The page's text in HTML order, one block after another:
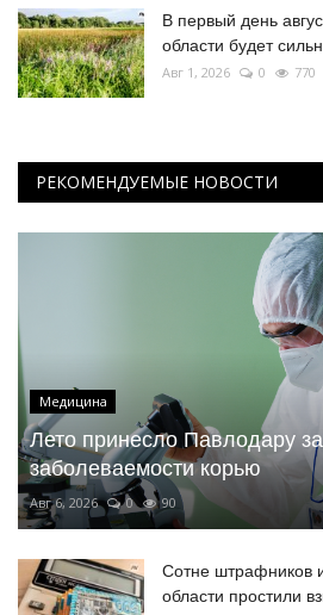
В первый день
области будет
Авг 1, 2026 0 770
РЕКОМЕНДУЕМЫЕ НОВОСТИ
Медицина
Лето принесло Павлодару
заболеваемости корью
Авг 6, 2026 0 90
Сотне штрафников
области простили